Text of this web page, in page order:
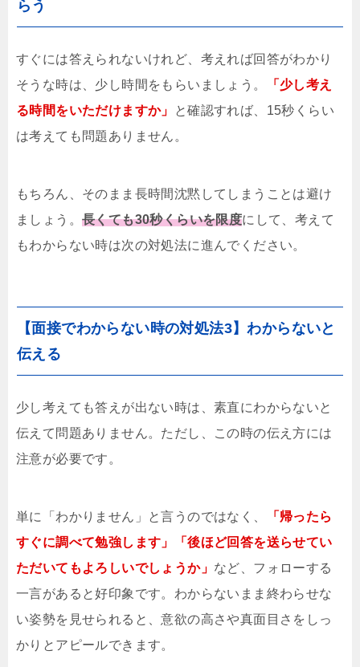
らう
すぐには答えられないけれど、考えれば回答がわかり
そうな時は、少し時間をもらいましょう。
「少し考え
る時間をいただけますか」
と確認すれば、15秒くらい
は考えても問題ありません。
もちろん、そのまま長時間沈黙してしまうことは避け
ましょう。 長くても30秒くらいを限度にして、考えて
もわからない時は次の対処法に進んでください。
【面接でわからない時の対処法3】わからないと
伝える
少し考えても答えが出ない時は、素直にわからないと
伝えて問題ありません。ただし、この時の伝え方には
注意が必要です。
単に「わかりません」と言うのではなく、
「帰ったら
すぐに調べて勉強します」「後ほど回答を送らせてい
ただいてもよろしいでしょうか」 など、フォローする
一言があると好印象です。わからないまま終わらせな
い姿勢を見せられると、意欲の高さや真面目さをしっ
かりとアピールできます。